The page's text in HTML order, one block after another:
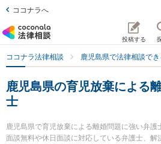
ココナラへ
投稿する
ココナラ法律相談 鹿児島県で法律相談で
鹿児島県の育児放棄による
士
鹿児島県で育児放棄による離婚問題に強い弁護
面談無料や休日面談に対応している弁護士、解